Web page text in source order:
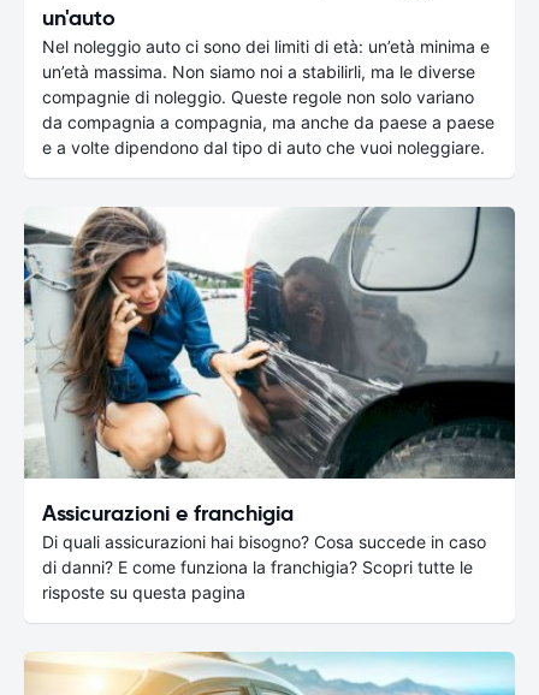
un'auto
Nel noleggio auto ci sono dei limiti di età: un’età minima e
un’età massima. Non siamo noi a stabilirli, ma le diverse
compagnie di noleggio. Queste regole non solo variano
da compagnia a compagnia, ma anche da paese a paese
e a volte dipendono dal tipo di auto che vuoi noleggiare.
Assicurazioni e franchigia
Di quali assicurazioni hai bisogno? Cosa succede in caso
di danni? E come funziona la franchigia? Scopri tutte le
risposte su questa pagina